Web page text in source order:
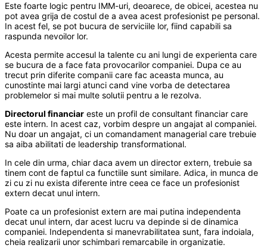
Este foarte logic pentru IMM-uri, deoarece, de obicei, acestea nu
pot avea grija de costul de a avea acest profesionist pe personal.
In acest fel, se pot bucura de serviciile lor, fiind capabili sa
raspunda nevoilor lor.
Acesta permite accesul la talente cu ani lungi de experienta care
se bucura de a face fata provocarilor companiei. Dupa ce au
trecut prin diferite companii care fac aceasta munca, au
cunostinte mai largi atunci cand vine vorba de detectarea
problemelor si mai multe solutii pentru a le rezolva.
Directorul financiar este un profil de consultant financiar care
este intern. In acest caz, vorbim despre un angajat al companiei.
Nu doar un angajat, ci un comandament managerial care trebuie
sa aiba abilitati de leadership transformational.
In cele din urma, chiar daca avem un director extern, trebuie sa
tinem cont de faptul ca functiile sunt similare. Adica, in munca de
zi cu zi nu exista diferente intre ceea ce face un profesionist
extern decat unul intern.
Poate ca un profesionist extern are mai putina independenta
decat unul intern, dar acest lucru va depinde si de dinamica
companiei. Independenta si manevrabilitatea sunt, fara indoiala,
cheia realizarii unor schimbari remarcabile in organizatie.